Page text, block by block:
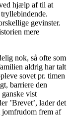
hjælp af til at
gevinster.
mere
nok, så ofte som
aldrig har talt
sovet pr. timen
barriere den
vist
’Brevet’, lader det
jomfrudom frem af